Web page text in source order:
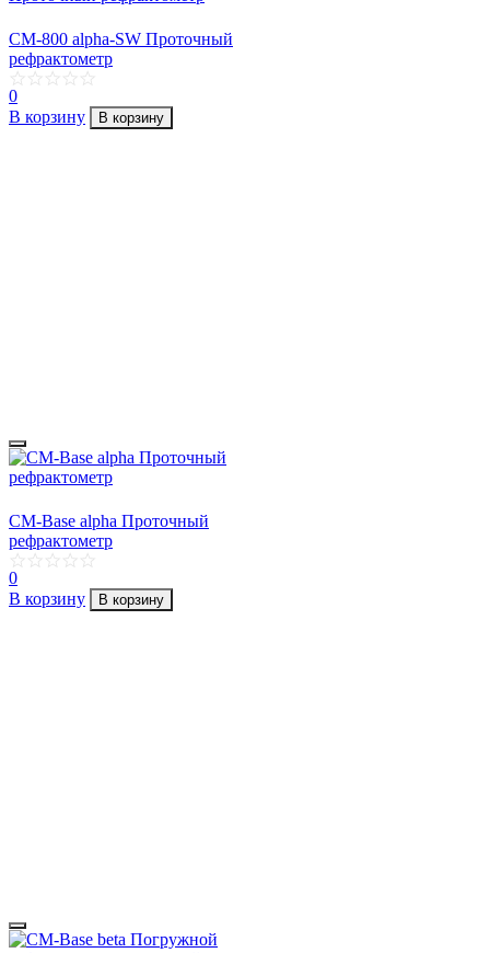
CM-800 alpha-SW Проточный
рефрактометр
0
В корзину
В корзину
CM-Base alpha Проточный
рефрактометр
0
В корзину
В корзину